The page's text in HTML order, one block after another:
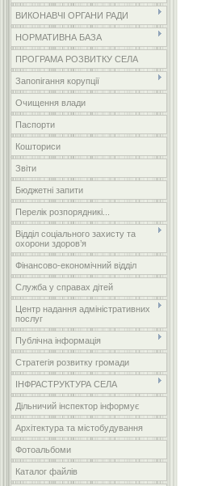
ВИКОНАВЧІ ОРГАНИ РАДИ
НОРМАТИВНА БАЗА
ПРОГРАМА РОЗВИТКУ СЕЛА
Запопігання корупції
Очищення влади
Паспорти
Кошториси
Звіти
Бюджетні запити
Перелік розпорядникі...
Відділ соціального захисту та
охорони здоров’я
Фінансово-економічний відділ
Служба у справах дітей
Центр надання адміністративних
послуг
Публічна інформація
Стратегія розвитку громади
ІНФРАСТРУКТУРА СЕЛА
Дільничий інспектор інформує
Архітектура та містобудування
Фотоальбоми
Каталог файлів